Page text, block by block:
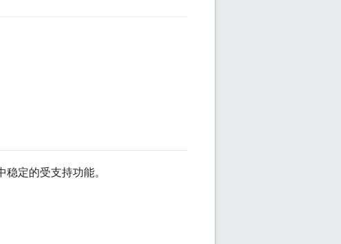
定的受支持功能。